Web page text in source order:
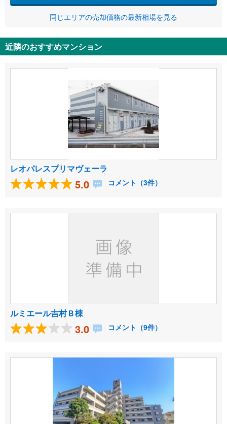
同じエリアの売却価格の最新相場を見る
近隣のおすすめマンション
レオパレスプリマヴェーラ
5.0 コメント（3件）
ルミエール吉村Ｂ棟
3.0 コメント（9件）